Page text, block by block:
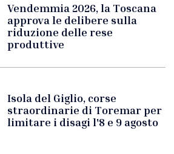
Vendemmia 2026, la Toscana
approva le delibere sulla
riduzione delle rese
produttive
Isola del Giglio, corse
straordinarie di Toremar per
limitare i disagi l'8 e 9 agosto